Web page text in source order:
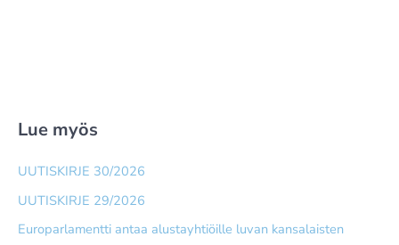
Lue myös
UUTISKIRJE 30/2026
UUTISKIRJE 29/2026
Europarlamentti antaa alusta­yhtiöille luvan kansalaisten